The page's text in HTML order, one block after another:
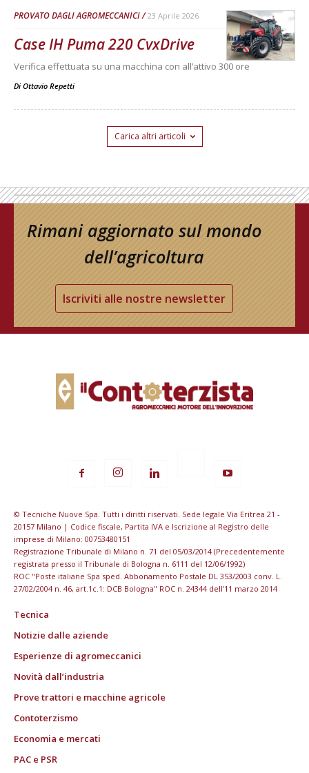
PROVATO DAGLI AGROMECCANICI 23 Aprile 2026
Case IH Puma 220 CvxDrive
Verifica effettuata su una macchina con all’attivo 300 ore
Di Ottavio Repetti
Carica altri articoli
Rimani aggiornato sul mondo
dell’agricoltura
Iscriviti alle nostre newsletter
© Tecniche Nuove Spa. Tutti i diritti riservati. Sede legale Via Eritrea 21 -
20157 Milano | Codice fiscale, Partita IVA e Iscrizione al Registro delle
imprese di Milano: 00753480151
Registrazione Tribunale di Milano n. 71 del 05/03/2014 (Precedentemente
registrata presso il Tribunale di Bologna n. 6111 del 12/06/1992)
ROC "Poste italiane Spa sped. Abbonamento Postale DL 353/2003 conv. L.
27/02/2004 n. 46, art.1c.1: DCB Bologna" ROC n. 24344 dell'11 marzo 2014
Tecnica
Notizie dalle aziende
Esperienze di agromeccanici
Novità dall’industria
Prove trattori e macchine agricole
Contoterzismo
Economia e mercati
PAC e PSR